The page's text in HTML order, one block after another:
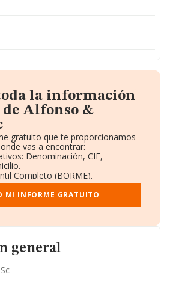
general
la información
Alfonso &
gratuito que te proporcionamos
vas a encontrar:
Denominación, CIF,
Completo (BORME).
Ventas y Empleados.
y Administradores.
y registral complementaria.
MI INFORME GRATUITO